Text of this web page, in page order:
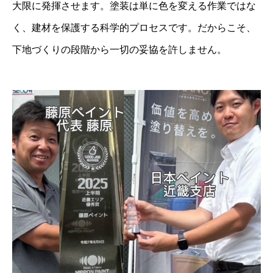
大限に発揮させます。塗装は単に色を変える作業ではな
く、建材を保護する科学的プロセスです。だからこそ、
下地づくりの段階から一切の妥協を許しません。